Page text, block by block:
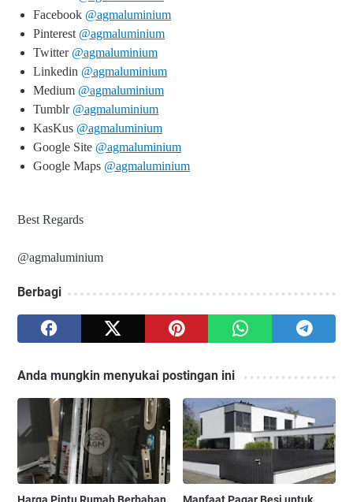
Facebook @agmaluminium
Pinterest @agmaluminium
Twitter @agmaluminium
Linkedin @agmaluminium
Medium @agmaluminium
Tumblr @agmaluminium
KasKus @agmaluminium
Google Site @agmaluminium
Google Maps @agmaluminium
Best Regards
@agmaluminium
Berbagi
Anda mungkin menyukai postingan ini